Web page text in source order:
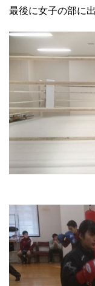
最後に女子の部に